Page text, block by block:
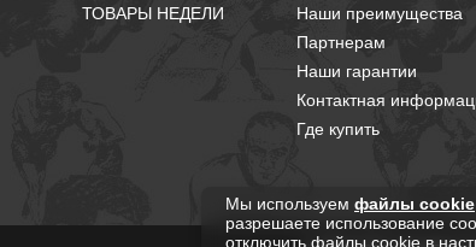
ТОВАРЫ НЕДЕЛИ
Наши преимущества
Партнерам
Наши гарантии
Контактная
Где купить
Мы используем файлы cookie
разрешаете использование
отключить файлы cookie в